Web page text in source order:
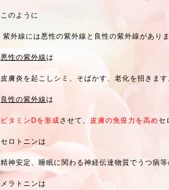
このように
紫外線には悪性の紫外線と良性の紫外線がありま
悪性の紫外線は
皮膚炎を起こしシミ、そばかす、老化を招きます
良性の紫外線は
ビタミンⅮを形成させて、 皮膚の免疫力を高めセ
セロトニンは
精神安定、睡眠に関わる神経伝達物質でうつ病
メラトニンは